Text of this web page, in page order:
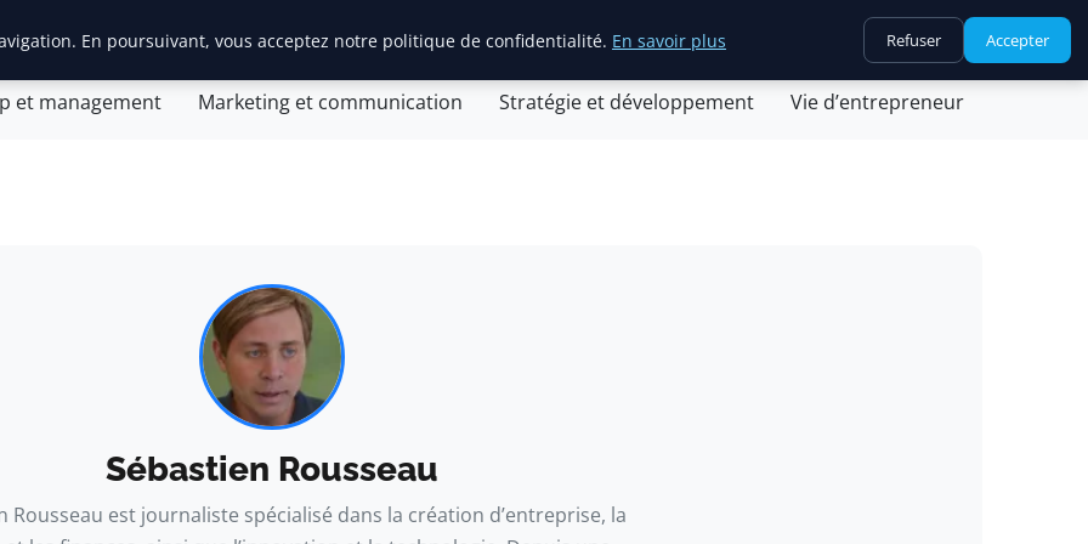
d’entreprise General Gestion et finances Innovation et technologie Juridique et fiscalité
et management Marketing et communication Stratégie et développement Vie d’entrepreneur
Sébastien Rousseau
Rousseau est journaliste spécialisé dans la création d’entreprise, la
En poursuivant, vous acceptez notre politique de confidentialité. En savoir plus Refuser Accepter